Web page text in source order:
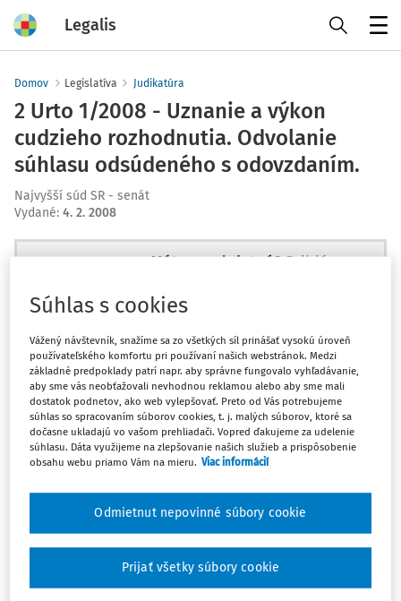
Legalis
Domov Legislatíva Judikatúra
2 Urto 1/2008 - Uznanie a výkon
cudzieho rozhodnutia. Odvolanie
súhlasu odsúdeného s odovzdaním.
Najvyšší súd SR - senát
Vydané: 4. 2. 2008
Máte predplatné? Prihláste sa
Ups, zatiaľ ste si prečítali len
začiatok...
Celý odborný obsah z tejto oblasti je
dostupný predplatiteľom portálu.
Odomknite si prístup k odbornému
obsahu a získajte prístup na 10 dní
zdarma, stačí sa len zaregistrovať.
Súhlas s cookies
Vážený návštevník, snažíme sa zo všetkých síl prinášať vysokú úroveň
používateľského komfortu pri používaní našich webstránok. Medzi
základné predpoklady patrí napr. aby správne fungovalo vyhľadávanie,
aby sme vás neobťažovali nevhodnou reklamou alebo aby sme mali
dostatok podnetov, ako web vylepšovať. Preto od Vás potrebujeme
súhlas so spracovaním súborov cookies, t. j. malých súborov, ktoré sa
dočasne ukladajú vo vašom prehliadači. Vopred ďakujeme za udelenie
súhlasu. Dáta využijeme na zlepšovanie našich služieb a prispôsobenie
obsahu webu priamo Vám na mieru. Viac informácií
Odmietnut nepovinné súbory cookie
Prijať všetky súbory cookie